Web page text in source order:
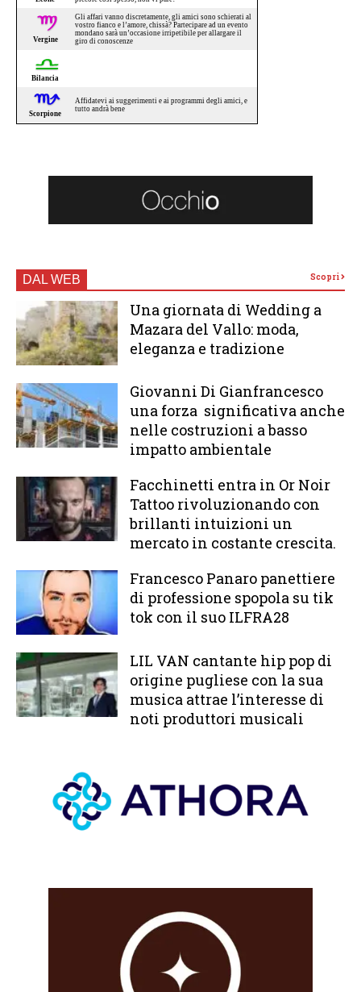
DAL WEB Scopri
Una giornata di Wedding a
Mazara del Vallo: moda,
eleganza e tradizione
Giovanni Di Gianfrancesco
una forza significativa anche
nelle costruzioni a basso
impatto ambientale
Facchinetti entra in Or Noir
Tattoo rivoluzionando con
brillanti intuizioni un
mercato in costante crescita.
Francesco Panaro panettiere
di professione spopola su tik
tok con il suo ILFRA28
LIL VAN cantante hip pop di
origine pugliese con la sua
musica attrae l’interesse di
noti produttori musicali